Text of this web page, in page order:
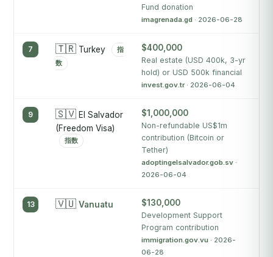
Fund donation
imagrenada.gd · 2026-06-28
7 🇹🇷 Turkey
指
数
$400,000
Real estate (USD 400k, 3-yr
hold) or USD 500k financial
invest.gov.tr· 2026-06-04
9 🇸🇻 El Salvador
(Freedom Visa)
指数
$1,000,000
Non-refundable US$1m
contribution (Bitcoin or
Tether)
adoptingelsalvador.gob.sv ·
2026-06-04
13 🇻🇺 Vanuatu $130,000
Development Support
Program contribution
immigration.gov.vu · 2026-
06-28